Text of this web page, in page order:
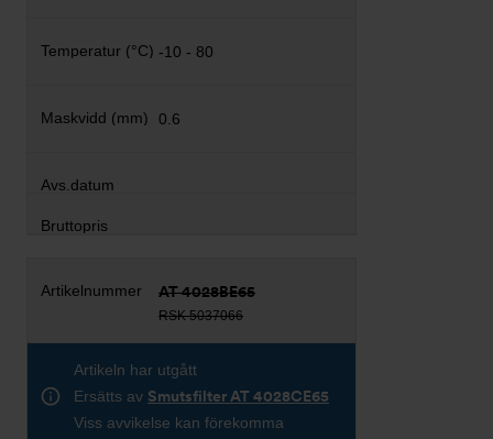
-10 - 80
0.6
AT 4028BE65
RSK 5037066
Artikeln har utgått
Ersätts av Smutsfilter AT 4028CE65
Viss avvikelse kan förekomma